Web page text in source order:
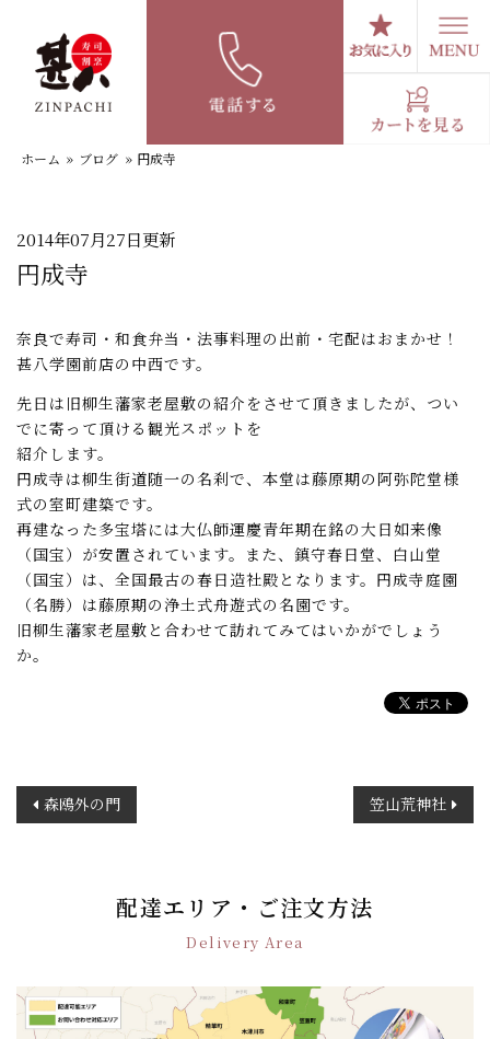
スタッフブログ
ホーム » ブログ » 円成寺
2014年07月27日更新
円成寺
奈良で寿司・和食弁当・法事料理の出前・宅配はおまかせ！
甚八学園前店の中西です。
先日は旧柳生藩家老屋敷の紹介をさせて頂きましたが、つい
でに寄って頂ける観光スポットを
紹介します。
円成寺は柳生街道随一の名刹で、本堂は藤原期の阿弥陀堂様
式の室町建築です。
再建なった多宝塔には大仏師運慶青年期在銘の大日如来像
（国宝）が安置されています。また、鎮守春日堂、白山堂
（国宝）は、全国最古の春日造社殿となります。円成寺庭園
（名勝）は藤原期の浄土式舟遊式の名園です。
旧柳生藩家老屋敷と合わせて訪れてみてはいかがでしょう
か。
稿
ン
森鴎外の門 笠山荒神社
配達エリア・ご注文方法
Delivery Area